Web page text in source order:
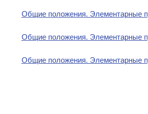
Общие положения. Элементарные
Общие положения. Элементарные
Общие положения. Элементарные